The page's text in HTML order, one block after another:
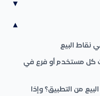
▾
▾
نقاط البيع
كل مستخدم أو فرع في
من التطبيق؟ وإذا